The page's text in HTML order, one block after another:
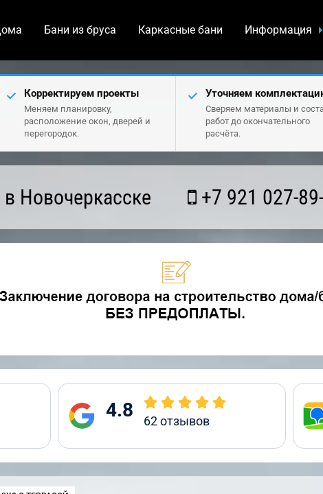
Бани из бруса Каркасные бани Информация
Корректируем проекты
Меняем планировку,
расположение окон, дверей и
перегородок.
Уточняем
Сверяем материалы и
работ до окончательного
расчёта.
Новочеркасске +7 921 027-
4.8 62отзывов